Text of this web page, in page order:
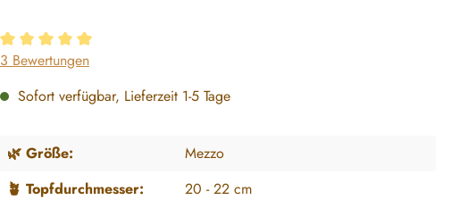
Durchschnittliche Bewertung von 5 von 5 Sternen
3 Bewertungen
Sofort verfügbar, Lieferzeit 1-5 Tage
🌿 Größe:
Mezzo
🪴 Topfdurchmesser:
20 - 22 cm